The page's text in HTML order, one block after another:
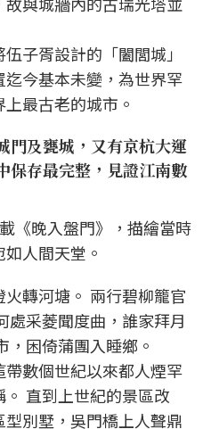
子胥設計的「闔閭城」
今基本未變，為世界罕
最古老的城市。
門及甕城，又有京杭大運
保存最完整，見證江南數
《晚入盤門》，描繪當時
人間天堂。
轉河塘。 兩行碧柳籠官
處采菱聞度曲，誰家拜月
困倚蒲團入睡鄉。
數個世紀以來都人煙罕
直到上世紀的景區改
別墅，吳門橋上人聲鼎